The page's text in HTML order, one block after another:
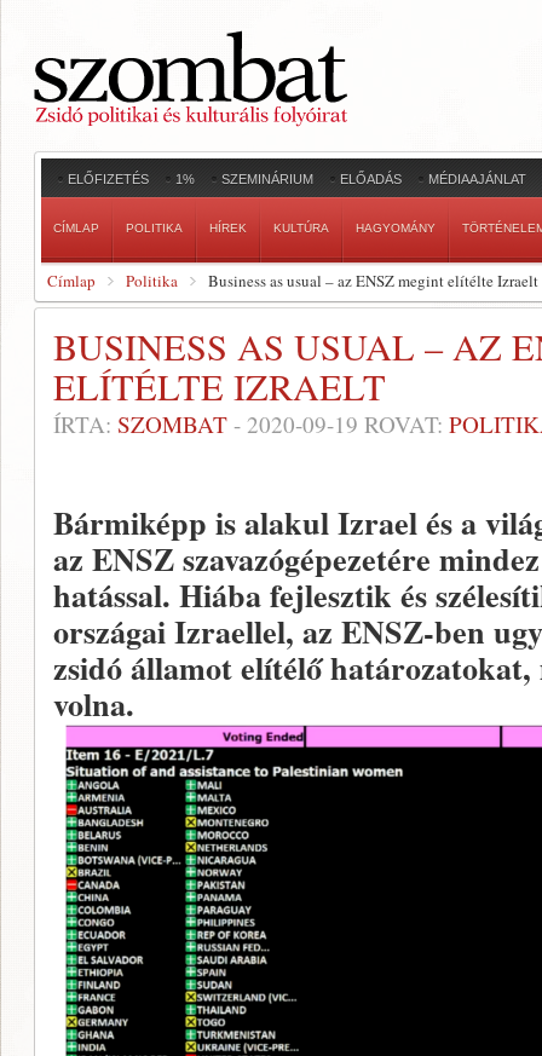
ELŐFIZETÉS 1% SZEMINÁRIUM ELŐADÁS MÉDIAAJÁNLAT
CÍMLAP POLITIKA HÍREK KULTÚRA HAGYOMÁNY
Címlap Politika Business as usual – az ENSZ megint elítélte Izraelt
BUSINESS AS USUAL – AZ
ELÍTÉLTE IZRAELT
ÍRTA: SZOMBAT - 2020-09-19 ROVAT:
Bármiképp is alakul Izrael és a
az ENSZ szavazógépezetére
hatással. Hiába fejlesztik és
országai Izraellel, az ENSZ-ben
zsidó államot elítélő
volna.